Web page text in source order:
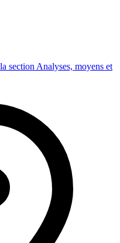
section Analyses, moyens et